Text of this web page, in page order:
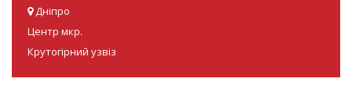
Дніпро
Центр мкр.
Крутогірний узвіз